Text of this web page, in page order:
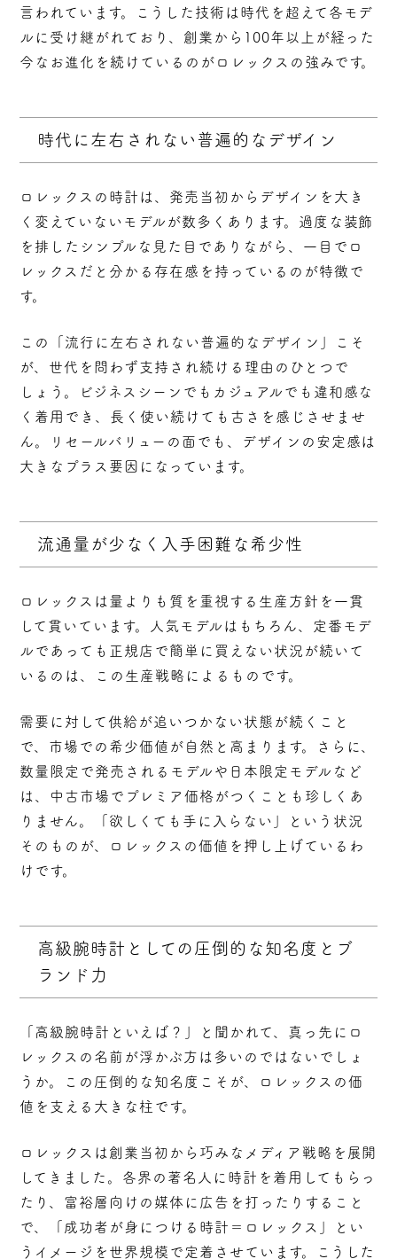
言われています。こうした技術は時代を超えて各モデ
ルに受け継がれており、創業から100年以上が経った
今なお進化を続けているのがロレックスの強みです。
時代に左右されない普遍的なデザイン
ロレックスの時計は、発売当初からデザインを大き
く変えていないモデルが数多くあります。過度な装飾
を排したシンプルな見た目でありながら、一目でロ
レックスだと分かる存在感を持っているのが特徴で
す。
この
「流行に左右されない普遍的なデザイン」こそ
が、世代を問わず支持され続ける理由 のひとつで
しょう。ビジネスシーンでもカジュアルでも違和感な
く着用でき、長く使い続けても古さを感じさせませ
ん。リセールバリューの面でも、デザインの安定感は
大きなプラス要因になっています。
流通量が少なく入手困難な希少性
ロレックスは量よりも質を重視する生産方針を一貫
して貫いています。人気モデルはもちろん、
定番モデ
ルであっても正規店で簡単に買えない状況が続いて
いる のは、この生産戦略によるものです。
需要に対して供給が追いつかない状態が続くこと
で、市場での希少価値が自然と高まります。さらに、
数量限定で発売されるモデルや日本限定モデルなど
は、中古市場でプレミア価格がつくことも珍しくあ
りません。「欲しくても手に入らない」という状況
そのものが、ロレックスの価値を押し上げているわ
けです。
高級腕時計としての圧倒的な知名度とブ
ランド力
「高級腕時計といえば？」と聞かれて、真っ先にロ
レックスの名前が浮かぶ方は多いのではないでしょ
うか。この圧倒的な知名度こそが、ロレックスの価
値を支える大きな柱です。
ロレックスは創業当初から巧みなメディア戦略を展開
してきました。各界の著名人に時計を着用してもらっ
たり、富裕層向けの媒体に広告を打ったりすること
で、
「成功者が身につける時計＝ロレックス」とい
うイメージを世界規模で定着 させています。こうした